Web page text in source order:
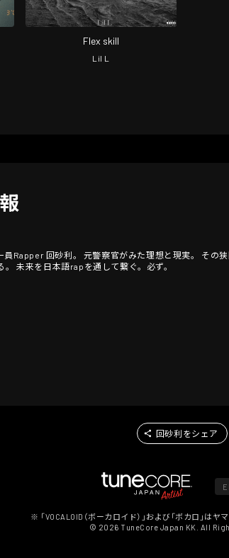
Flex skill
Lil L
Rapper 回砂利。 元警察官がみた理想と現実。 その
未来を日本語rapを通して繋ぐ。必ず。
回砂利をシェア
※ 「VOCALOID（ボーカロイド）」および「ボカロ」はヤ
© 2026 TuneCore Japan KK. All